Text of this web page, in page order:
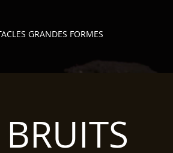
GRANDES FORMES
BRUITS